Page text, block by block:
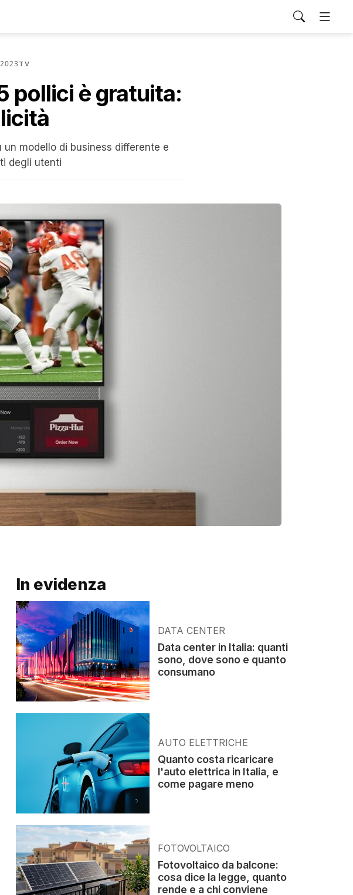
TV
pollici è gratuita:
modello di business differente e
degli utenti
In evidenza
DATA CENTER
Data center in Italia: quanti
sono, dove sono e quanto
consumano
AUTO ELETTRICHE
Quanto costa ricaricare
l'auto elettrica in Italia, e
come pagare meno
FOTOVOLTAICO
Fotovoltaico da balcone:
cosa dice la legge, quanto
rende e a chi conviene